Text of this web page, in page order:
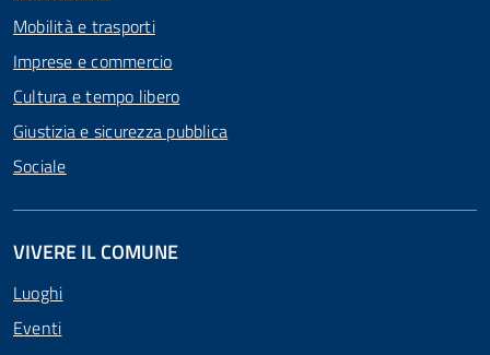
Mobilità e trasporti
Imprese e commercio
Cultura e tempo libero
Giustizia e sicurezza pubblica
Sociale
VIVERE IL COMUNE
Luoghi
Eventi